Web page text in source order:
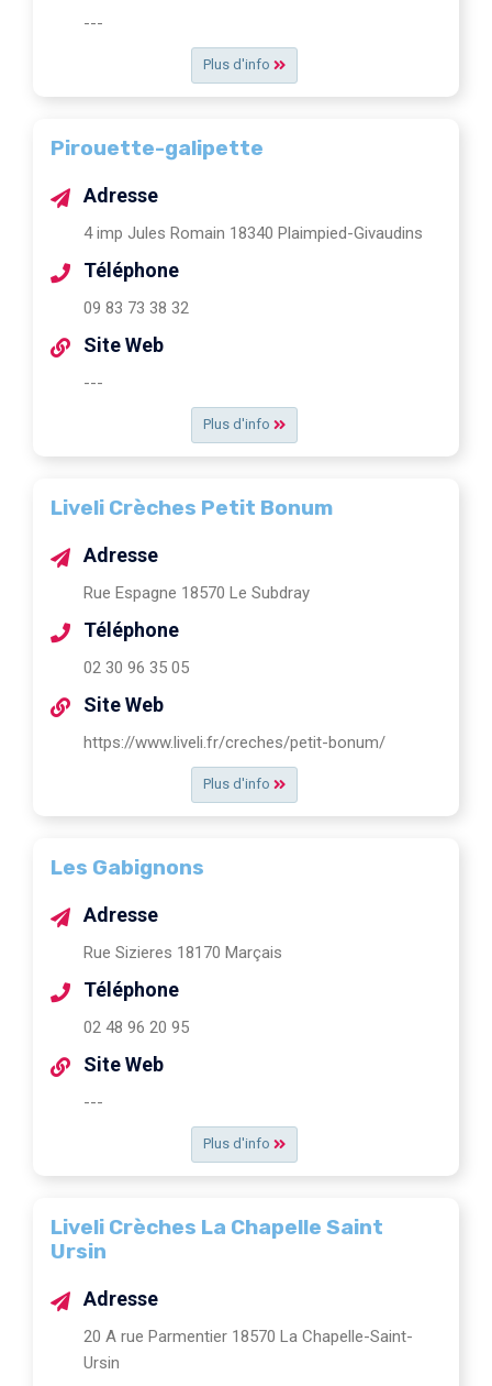
Plus d'info
---
Pirouette-galipette
Plus d'info
Adresse
4 imp Jules Romain 18340 Plaimpied-Givaudins
Téléphone
09 83 73 38 32
Site Web
---
Liveli Crèches Petit Bonum
Plus d'info
Adresse
Rue Espagne 18570 Le Subdray
Téléphone
02 30 96 35 05
Site Web
https://www.liveli.fr/creches/petit-bonum/
Les Gabignons
Plus d'info
Adresse
Rue Sizieres 18170 Marçais
Téléphone
02 48 96 20 95
Site Web
---
Liveli Crèches La Chapelle Saint
Ursin
Adresse
20 A rue Parmentier 18570 La Chapelle-Saint-
Ursin